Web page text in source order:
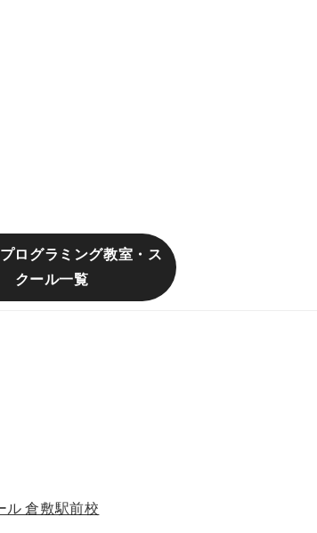
ログラミング教室・ス
クール一覧
ル 倉敷駅前校